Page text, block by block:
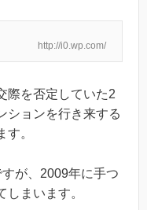
http://i0.wp.com/
際を否定していた2
ションを行き来する
。
が、2009年に手つ
まいます。